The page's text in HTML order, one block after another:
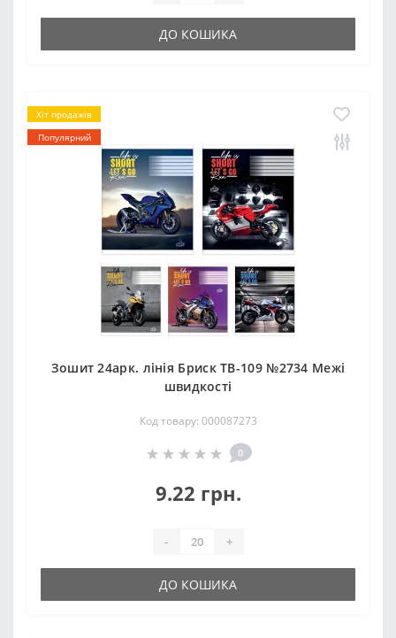
ДО КОШИКА
Хіт продажів
Популярний
Зошит 24арк. лінія Бриск ТВ-109 №2734 Межi
швидкостi
Код товару: 000087273
0
9.22 грн.
- +
ДО КОШИКА